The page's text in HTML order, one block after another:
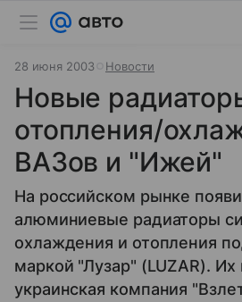
28 июня 2003 Новости
Новые
отопления/
ВАЗов и "Ижей"
На российском рынке
алюминиевые радиаторы
охлаждения и отопления
маркой "Лузар" (LUZAR). Их
украинская компания